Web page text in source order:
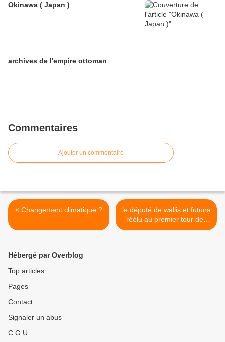
Okinawa ( Japan )
archives de l'empire ottoman
Commentaires
Ajouter un commentaire
< Changement climatique ?
le député de wallis et futuna
réélu au premier tour des
élections législatives. >
Hébergé par Overblog
Top articles
Pages
Contact
Signaler un abus
C.G.U.